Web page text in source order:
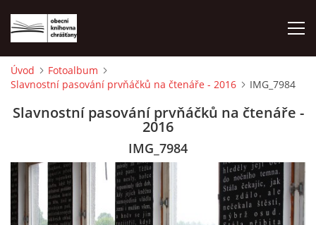
ÚVOD
VÝPŮJČNÍ DOBA
KONTAKTY
Úvod
Fotoalbum
Slavnostní pasování prvňáčků na čtenáře - 2016
IMG_7984
Slavnostní pasování prvňáčků na čtenáře -
2016
IMG_7984